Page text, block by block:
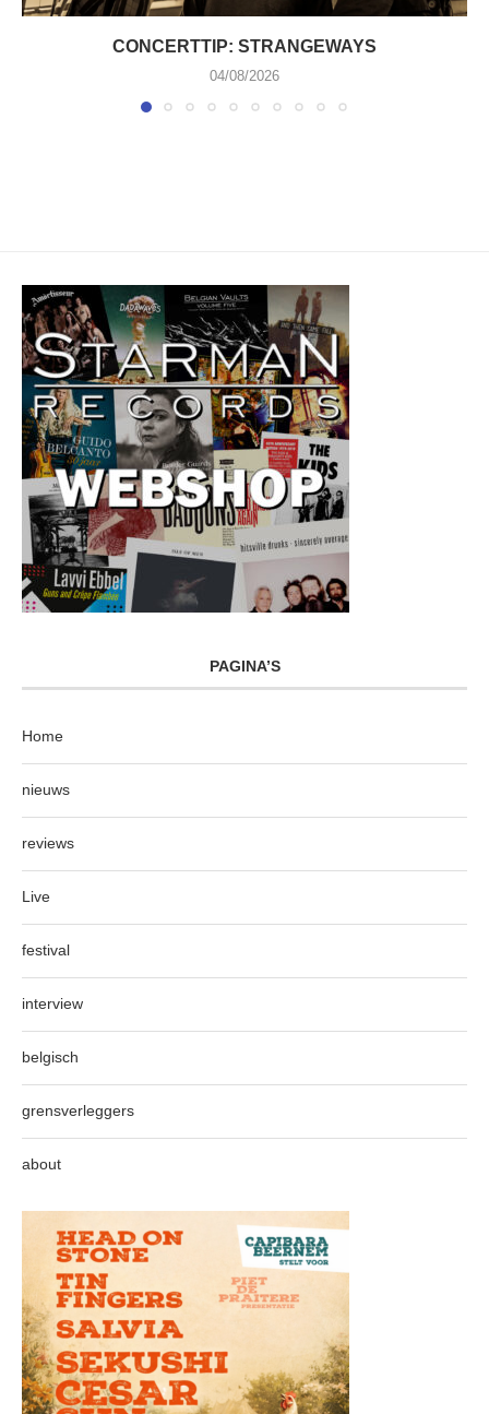
CONCERTTIP: STRANGEWAYS
04/08/2026
PAGINA’S
Home
nieuws
reviews
Live
festival
interview
belgisch
grensverleggers
about